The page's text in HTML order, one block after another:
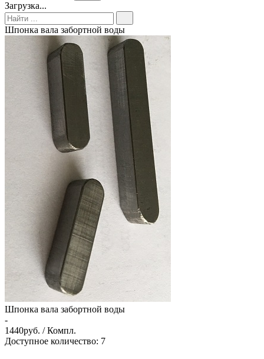
Загрузка...
Шпонка вала забортной воды
Шпонка вала забортной воды
-
1440руб. / Компл.
Доступное количество: 7